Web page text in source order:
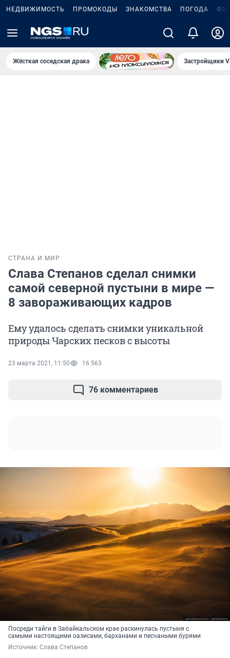
НЕДВИЖИМОСТЬ ПРОМОКОДЫ ЗНАКОМСТВА ПОГОДА
Жёсткая соседская драка Застройщики
СТРАНА И МИР
Слава Степанов сделал снимки
самой северной пустыни в мире —
8 завораживающих кадров
Ему удалось сделать снимки уникальной
природы Чарских песков с высоты
23 марта 2021, 11:50 16 563
76 комментариев
Посреди тайги в Забайкальском крае раскинулась пустыня с
самыми настоящими оазисами, барханами и песчаными бурями
Источник: Слава Степанов